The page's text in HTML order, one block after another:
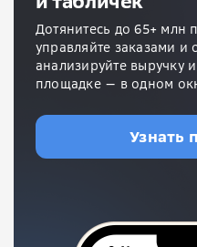
Дотянитесь до 65+ млн
управляйте заказами и
анализируйте выручку
площадке — в одном
Узнать